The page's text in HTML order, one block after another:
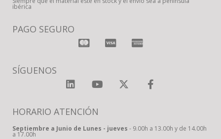
ibérica
PAGO SEGURO
SÍGUENOS
HORARIO ATENCIÓN
Septiembre a Junio de Lunes - jueves - 9.00h a 13.00h y de 14.00h
a 17.00h